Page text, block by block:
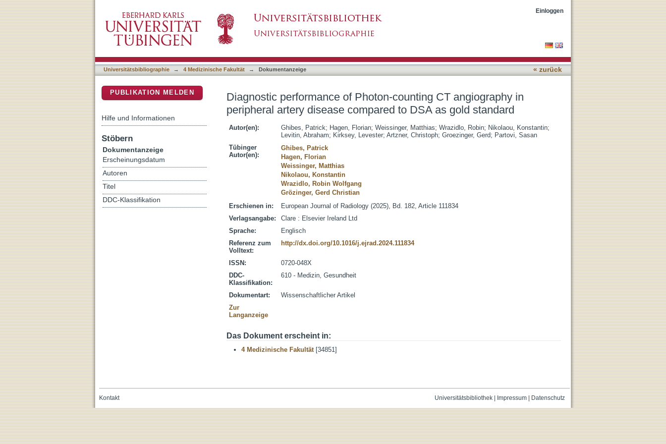
Diagnostic performance of Photon-counting CT angiography in peripheral artery disease compared
to DSA as gold standard
Einloggen
Universitätsbibliographie → 4 Medizinische Fakultät → Dokumentanzeige « zurück
Diagnostic performance of Photon-counting CT angiography in
peripheral artery disease compared to DSA as gold standard
Autor(en): Ghibes, Patrick; Hagen, Florian; Weissinger, Matthias; Wrazidlo, Robin; Nikolaou, Konstantin;
Levitin, Abraham; Kirksey, Levester; Artzner, Christoph; Groezinger, Gerd; Partovi, Sasan
Tübinger
Autor(en):
Ghibes, Patrick
Hagen, Florian
Weissinger, Matthias
Nikolaou, Konstantin
Wrazidlo, Robin Wolfgang
Grözinger, Gerd Christian
Erschienen in:
European Journal of Radiology (2025), Bd. 182, Article 111834
Verlagsangabe:
Clare : Elsevier Ireland Ltd
Sprache:
Englisch
Referenz zum
Volltext:
http://dx.doi.org/10.1016/j.ejrad.2024.111834
ISSN:
0720-048X
DDC-
Klassifikation:
610 - Medizin, Gesundheit
Dokumentart:
Wissenschaftlicher Artikel
Zur
Langanzeige
Das Dokument erscheint in:
4 Medizinische Fakultät[34851]
PUBLIKATION MELDEN
Hilfe und Informationen
Stöbern
Dokumentanzeige
Erscheinungsdatum
Autoren
Titel
DDC-Klassifikation
Universitätsbibliothek| Impressum| Datenschutz
Kontakt